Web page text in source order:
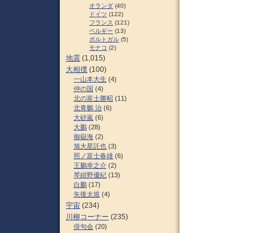
オランダ (40)
ドイツ (122)
フランス (121)
ベルギー (13)
ポルトガル (5)
モナコ (2)
地震 (1,015)
大相撲 (100)
一山本大生 (4)
仲の国 (4)
北の富士勝昭 (11)
北青鵬 治 (6)
大砂嵐 (6)
大鵬 (28)
御嶽海 (2)
旭大星託也 (3)
照ノ富士春雄 (6)
王鵬幸之介 (2)
琴紺野優紀 (13)
白鵬 (17)
矢後太規 (4)
宇宙 (234)
川柳コーナー (235)
俳句会 (20)